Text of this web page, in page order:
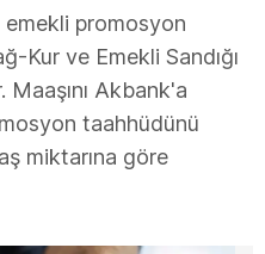
promosyon
Kur ve Emekli Sandığı
Akbank'a
taahhüdünü
miktarına göre